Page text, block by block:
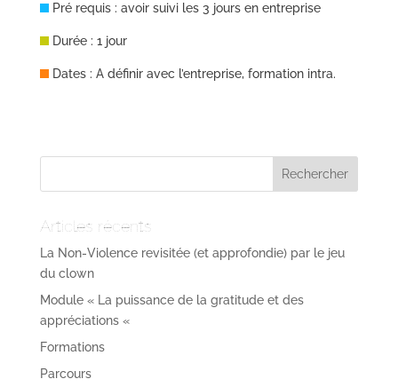
Pré requis : avoir suivi les 3 jours en entreprise
Durée : 1 jour
Dates : A définir avec l’entreprise, formation intra.
Articles récents
La Non-Violence revisitée (et approfondie) par le jeu
du clown
Module « La puissance de la gratitude et des
appréciations «
Formations
Parcours